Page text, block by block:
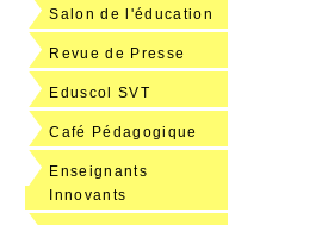
Salon de l'éducation
Revue de Presse
Eduscol SVT
Café Pédagogique
Enseignants
Innovants